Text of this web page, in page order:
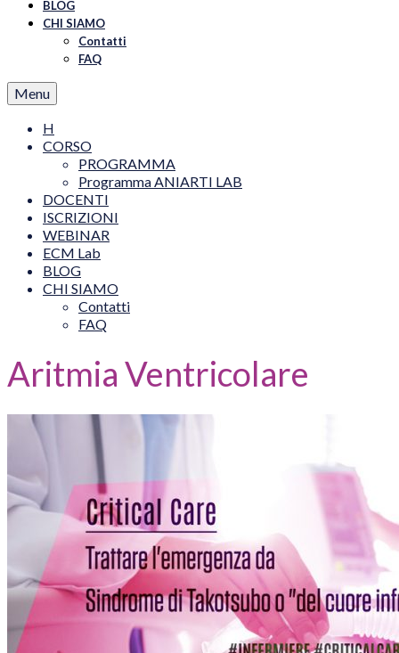
BLOG
CHI SIAMO
Contatti
FAQ
Menu
H
CORSO
PROGRAMMA
Programma ANIARTI LAB
DOCENTI
ISCRIZIONI
WEBINAR
ECM Lab
BLOG
CHI SIAMO
Contatti
FAQ
Aritmia Ventricolare